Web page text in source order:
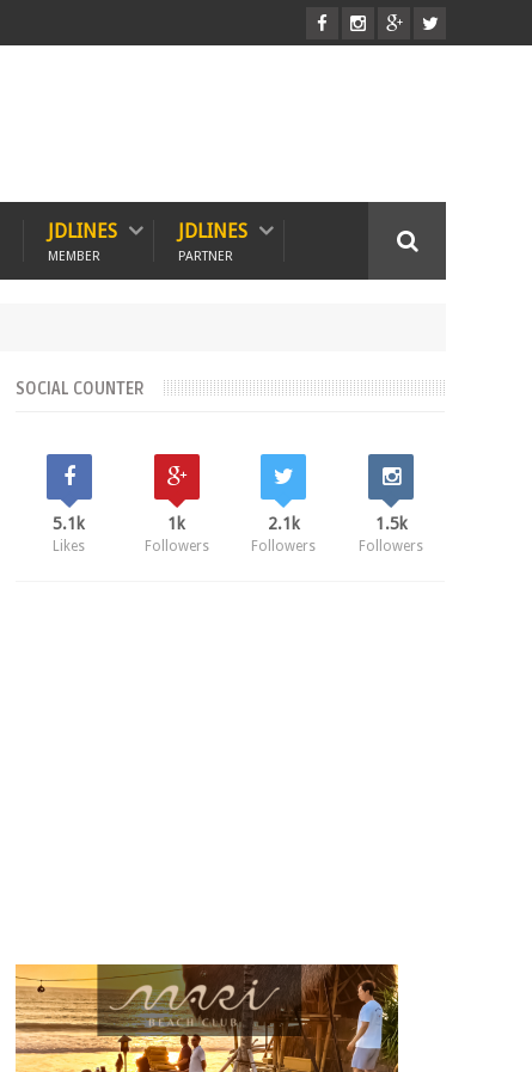
JDLINES
MEMBER
JDLINES
PARTNER
SOCIAL COUNTER
5.1k
Likes
1k
Followers
2.1k
Followers
1.5k
Followers